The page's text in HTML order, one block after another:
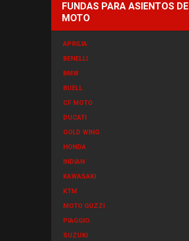
FUNDAS PARA ASIENTOS DE
MOTO
APRILIA
BENELLI
BMW
BUELL
CF MOTO
DUCATI
GOLD WING
HONDA
INDIAN
KAWASAKI
KTM
MOTO GUZZI
PIAGGIO
SUZUKI